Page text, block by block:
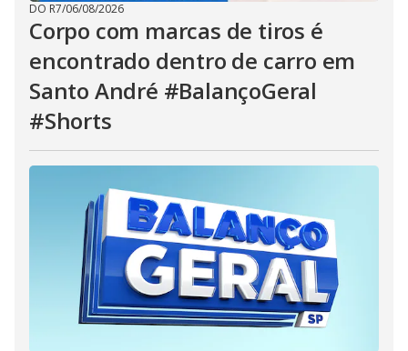
DO R7/06/08/2026
Corpo com marcas de tiros é
encontrado dentro de carro em
Santo André #BalançoGeral
#Shorts